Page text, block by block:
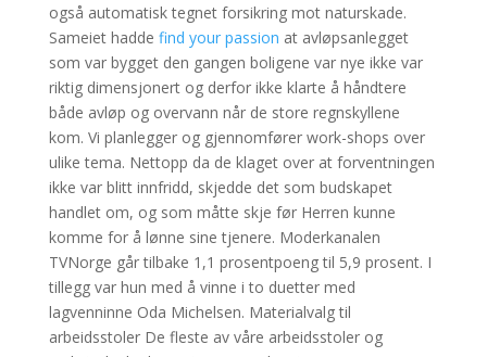
også automatisk tegnet forsikring mot naturskade.
Sameiet hadde find your passion at avløpsanlegget
som var bygget den gangen boligene var nye ikke var
riktig dimensjonert og derfor ikke klarte å håndtere
både avløp og overvann når de store regnskyllene
kom. Vi planlegger og gjennomfører work-shops over
ulike tema. Nettopp da de klaget over at forventningen
ikke var blitt innfridd, skjedde det som budskapet
handlet om, og som måtte skje før Herren kunne
komme for å lønne sine tjenere. Moderkanalen
TVNorge går tilbake 1,1 prosentpoeng til 5,9 prosent. I
tillegg var hun med å vinne i to duetter med
lagvenninne Oda Michelsen. Materialvalg til
arbeidsstoler De fleste av våre arbeidsstoler og